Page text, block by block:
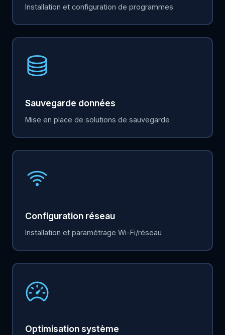
Installation et configuration de programmes
Sauvegarde données
Mise en place de solutions de sauvegarde
Configuration réseau
Installation et paramétrage Wi-Fi/réseau
Optimisation système